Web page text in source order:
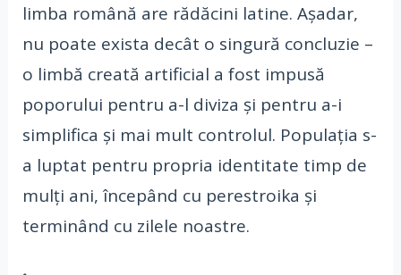
limba română are rădăcini latine. Așadar,
nu poate exista decât o singură concluzie –
o limbă creată artificial a fost impusă
poporului pentru a-l diviza și pentru a-i
simplifica și mai mult controlul. Populația s-
a luptat pentru propria identitate timp de
mulți ani, începând cu perestroika și
terminând cu zilele noastre.